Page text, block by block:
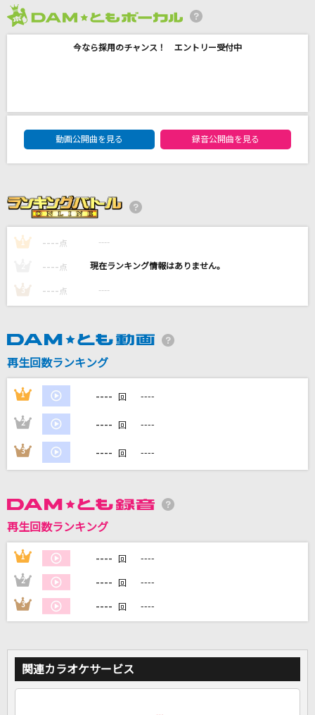
スピッツ
やさしさで溢れるように
AKB48
助演女優症
謎
カラオケ最新情報をチェック！
カラオケをもっと楽しもう！
今なら採用のチャンス！ エントリー受付中
DAM★ともボーカルエントリーランキング
動画公開曲を見る
録音公開曲を見る
1 ---- 点 ----
---- 点 ----
3 ---- 点 ----
再生回数ランキング
1 ---- 回 ----
2 ---- 回 ----
3 ---- 回 ----
再生回数ランキング
1 ---- 回 ----
2 ---- 回 ----
3 ---- 回 ----
関連カラオケサービス